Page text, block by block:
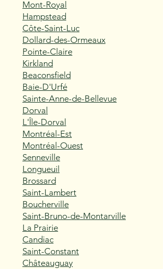
Mont-Royal
Hampstead
Côte-Saint-Luc
Dollard-des-Ormeaux
Pointe-Claire
Kirkland
Beaconsfield
Baie-D'Urfé
Sainte-Anne-de-Bellevue
Dorval
L'Île-Dorval
Montréal-Est
Montréal-Ouest
Senneville
Longueuil
Brossard
Saint-Lambert
Boucherville
Saint-Bruno-de-Montarville
La Prairie
Candiac
Saint-Constant
Châteauguay